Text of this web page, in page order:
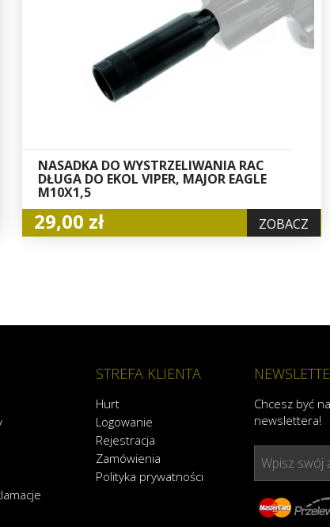
NASADKA DO WYSTRZELIWANIA RAC
DŁUGA DO EKOL VIPER, MAJOR EAGLE
M10X1,5
29,00 zł ZOBACZ
STREFA KLIENTA
Hurt
Logowanie
Rejestracja
Zamówienia
Polityka prywatności
Chcesz być
newslettera!
Wpisz swój